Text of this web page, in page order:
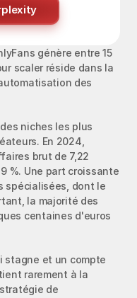
génère entre 15
scaler réside dans la
des
niches les plus
En 2024,
brut de 7,22
%. Une part croissante
la majorité des
centaines d'euros
stagne et un compte
rarement à la
de